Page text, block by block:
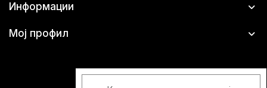
Информации
Мој профил